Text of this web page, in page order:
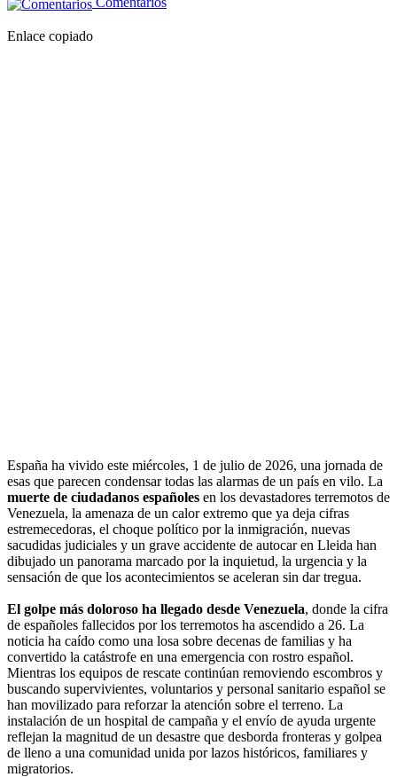
Enlace copiado
España ha vivido este miércoles, 1 de julio de 2026, una jornada de
esas que parecen condensar todas las alarmas de un país en vilo. La
muerte de ciudadanos españoles en los devastadores terremotos de
Venezuela, la amenaza de un calor extremo que ya deja cifras
estremecedoras, el choque político por la inmigración, nuevas
sacudidas judiciales y un grave accidente de autocar en Lleida han
dibujado un panorama marcado por la inquietud, la urgencia y la
sensación de que los acontecimientos se aceleran sin dar tregua.
El golpe más doloroso ha llegado desde Venezuela, donde la cifra
de españoles fallecidos por los terremotos ha ascendido a 26. La
noticia ha caído como una losa sobre decenas de familias y ha
convertido la catástrofe en una emergencia con rostro español.
Mientras los equipos de rescate continúan removiendo escombros y
buscando supervivientes, voluntarios y personal sanitario español se
han movilizado para reforzar la atención sobre el terreno. La
instalación de un hospital de campaña y el envío de ayuda urgente
reflejan la magnitud de un desastre que desborda fronteras y golpea
de lleno a una comunidad unida por lazos históricos, familiares y
migratorios.